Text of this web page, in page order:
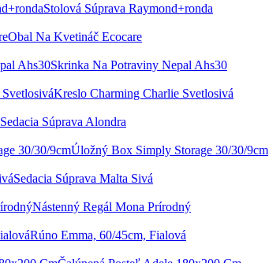
Stolová Súprava Raymond+ronda
Obal Na Kvetináč Ecocare
Skrinka Na Potraviny Nepal Ahs30
Kreslo Charming Charlie Svetlosivá
Sedacia Súprava Alondra
Úložný Box Simply Storage 30/30/9cm
Sedacia Súprava Malta Sivá
Nástenný Regál Mona Prírodný
Rúno Emma, 60/45cm, Fialová